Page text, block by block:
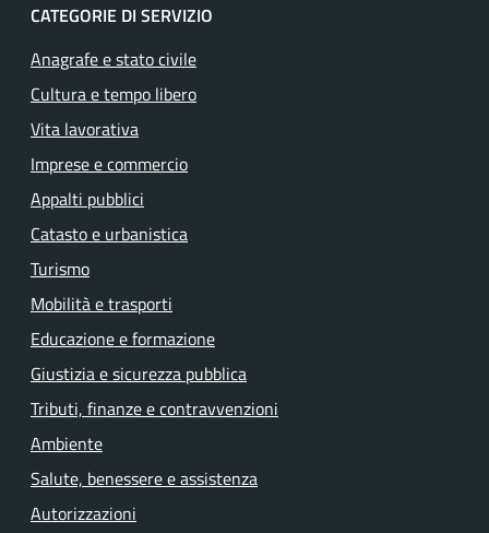
CATEGORIE DI SERVIZIO
Anagrafe e stato civile
Cultura e tempo libero
Vita lavorativa
Imprese e commercio
Appalti pubblici
Catasto e urbanistica
Turismo
Mobilità e trasporti
Educazione e formazione
Giustizia e sicurezza pubblica
Tributi, finanze e contravvenzioni
Ambiente
Salute, benessere e assistenza
Autorizzazioni